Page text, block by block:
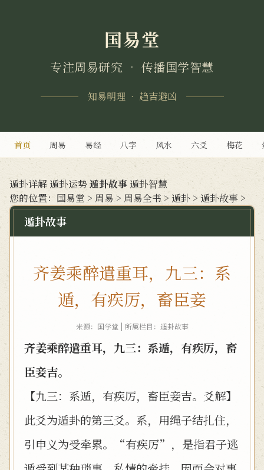
国易堂
专注周易研究 • 传播国学智慧
知易明理 • 趋吉避凶
首页 周易 易经 八字 风水 六爻 梅花
遁卦详解遁卦运势 遁卦故事遁卦智慧
您的位置： 国易堂 > 周易 > 周易全书 > 遁卦 > 遁卦故事 >
遁卦故事
齐姜乘醉遣重耳，九三：系
遁，有疾厉，畜臣妾
来源：国学堂 | 所属栏目： 遁卦故事
齐姜乘醉遣重耳，九三：系遁，有疾厉，畜
臣妾吉。
【九三：系遁，有疾厉，畜臣妾吉。爻解】
此爻为遁卦的第三爻。系，用绳子结扎住，
引申义为受牵累。“有疾厉”，是指君子逃